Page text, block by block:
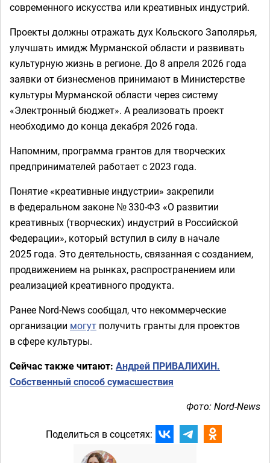
современного искусства или креативных индустрий.
Проекты должны отражать дух Кольского Заполярья,
улучшать имидж Мурманской области и развивать
культурную жизнь в регионе. До 8 апреля 2026 года
заявки от бизнесменов принимают в Министерстве
культуры Мурманской области через систему
«Электронный бюджет». А реализовать проект
необходимо до конца декабря 2026 года.
Напомним, программа грантов для творческих
предпринимателей работает с 2023 года.
Понятие «креативные индустрии» закрепили
в федеральном законе № 330-ФЗ «О развитии
креативных (творческих) индустрий в Российской
Федерации», который вступил в силу в начале
2025 года. Это деятельность, связанная с созданием,
продвижением на рынках, распространением или
реализацией креативного продукта.
Ранее Nord-News сообщал, что некоммерческие
организации могут получить гранты для проектов
в сфере культуры.
Сейчас также читают: Андрей ПРИВАЛИХИН.
Собственный способ сумасшествия
Фото: Nord-News
Поделиться в соцсетях: